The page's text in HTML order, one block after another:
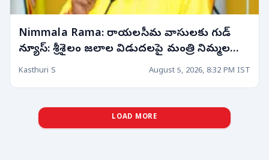
Nimmala Rama: రాయలసీమ వాసులకు గుడ్
న్యూస్: శ్రీశైలం జలాల విడుదలపై మంత్రి నిమ్మల
కీలక ప్రకటన! రాబోయే 10 రోజుల్లో..
Kasthuri S August 5, 2026, 8:32 PM IST
LOAD MORE